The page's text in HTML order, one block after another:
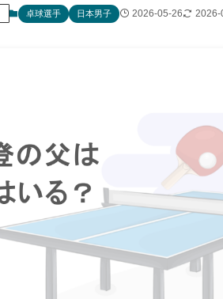
卓球選手 日本男子 2026-05-26 2026-